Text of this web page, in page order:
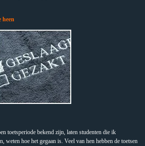
heen
toetsperiode bekend zijn, laten studenten die ik
weten hoe het gegaan is. Veel van hen hebben de toetsen